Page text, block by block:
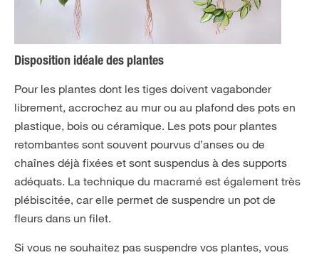
Disposition idéale des plantes
Pour les plantes dont les tiges doivent vagabonder
librement, accrochez au mur ou au plafond des pots en
plastique, bois ou céramique. Les pots pour plantes
retombantes sont souvent pourvus d’anses ou de
chaînes déjà fixées et sont suspendus à des supports
adéquats. La technique du macramé est également très
plébiscitée, car elle permet de suspendre un pot de
fleurs dans un filet.
Si vous ne souhaitez pas suspendre vos plantes, vous